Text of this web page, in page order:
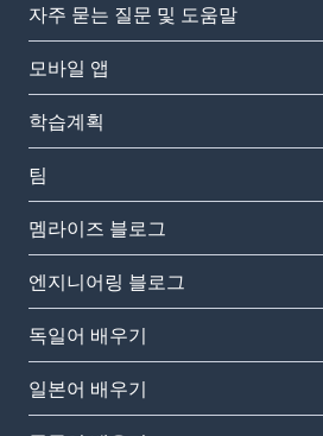
자주 묻는 질문 및 도움말
모바일 앱
학습계획
팀
멤라이즈 블로그
엔지니어링 블로그
독일어 배우기
일본어 배우기